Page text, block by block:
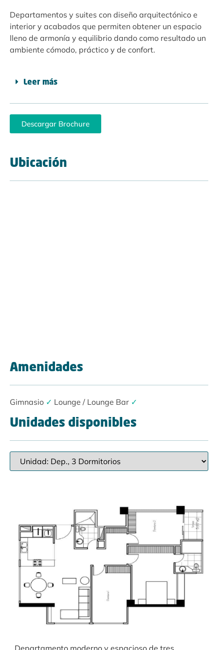
Departamentos y suites con diseño arquitectónico e
interior y acabados que permiten obtener un espacio
lleno de armonía y equilibrio dando como resultado un
ambiente cómodo, práctico y de confort.
Leer más
Descargar Brochure
Ubicación
Amenidades
Gimnasio ✓ Lounge / Lounge Bar ✓
Unidades disponibles